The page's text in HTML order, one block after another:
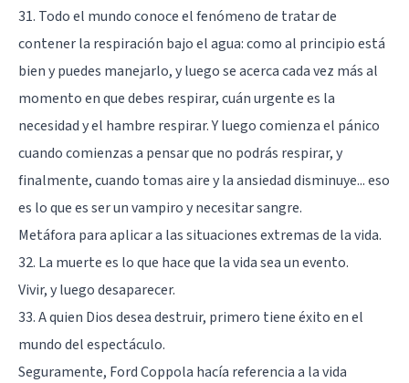
31. Todo el mundo conoce el fenómeno de tratar de
contener la respiración bajo el agua: como al principio está
bien y puedes manejarlo, y luego se acerca cada vez más al
momento en que debes respirar, cuán urgente es la
necesidad y el hambre respirar. Y luego comienza el pánico
cuando comienzas a pensar que no podrás respirar, y
finalmente, cuando tomas aire y la ansiedad disminuye... eso
es lo que es ser un vampiro y necesitar sangre.
Metáfora para aplicar a las situaciones extremas de la vida.
32. La muerte es lo que hace que la vida sea un evento.
Vivir, y luego desaparecer.
33. A quien Dios desea destruir, primero tiene éxito en el
mundo del espectáculo.
Seguramente, Ford Coppola hacía referencia a la vida